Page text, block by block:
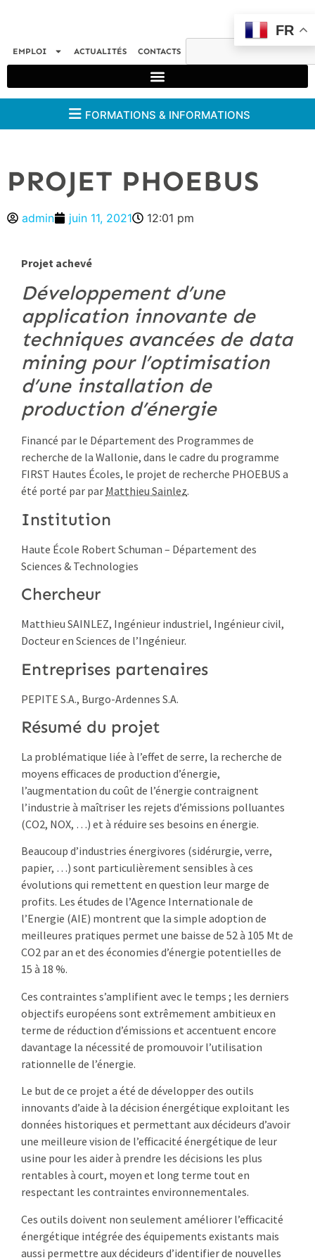
EMPLOI ACTUALITÉS CONTACTS
FORMATIONS & INFORMATIONS
PROJET PHOEBUS
admin juin 11, 2021 12:01 pm
Projet achevé
Développement d’une
application innovante de
techniques avancées de data
mining pour l’optimisation
d’une installation de
production d’énergie
Financé par le Département des Programmes de
recherche de la Wallonie, dans le cadre du programme
FIRST Hautes Écoles, le projet de recherche PHOEBUS a
été porté par par Matthieu Sainlez.
Institution
Haute École Robert Schuman – Département des
Sciences & Technologies
Chercheur
Matthieu SAINLEZ, Ingénieur industriel, Ingénieur civil,
Docteur en Sciences de l’Ingénieur.
Entreprises partenaires
PEPITE S.A., Burgo-Ardennes S.A.
Résumé du projet
La problématique liée à l’effet de serre, la recherche de
moyens efficaces de production d’énergie,
l’augmentation du coût de l’énergie contraignent
l’industrie à maîtriser les rejets d’émissions polluantes
(CO2, NOX, …) et à réduire ses besoins en énergie.
Beaucoup d’industries énergivores (sidérurgie, verre,
papier, …) sont particulièrement sensibles à ces
évolutions qui remettent en question leur marge de
profits. Les études de l’Agence Internationale de
l’Energie (AIE) montrent que la simple adoption de
meilleures pratiques permet une baisse de 52 à 105 Mt de
CO2 par an et des économies d’énergie potentielles de
15 à 18 %.
Ces contraintes s’amplifient avec le temps ; les derniers
objectifs européens sont extrêmement ambitieux en
terme de réduction d’émissions et accentuent encore
davantage la nécessité de promouvoir l’utilisation
rationnelle de l’énergie.
Le but de ce projet a été de développer des outils
innovants d’aide à la décision énergétique exploitant les
données historiques et permettant aux décideurs d’avoir
une meilleure vision de l’efficacité énergétique de leur
usine pour les aider à prendre les décisions les plus
rentables à court, moyen et long terme tout en
respectant les contraintes environnementales.
Ces outils doivent non seulement améliorer l’efficacité
énergétique intégrée des équipements existants mais
aussi permettre aux décideurs d’identifier de nouvelles
FR